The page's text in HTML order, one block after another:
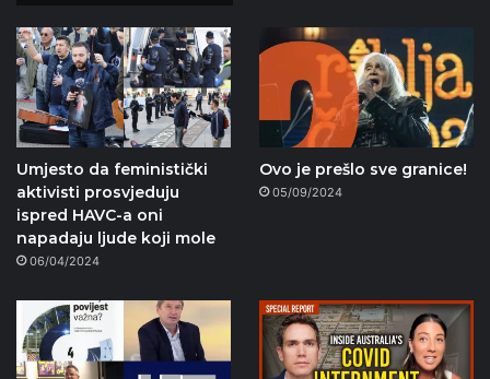
Umjesto da feministički
aktivisti prosvjeduju
ispred HAVC-a oni
napadaju ljude koji mole
06/04/2024
Ovo je prešlo sve granice!
05/09/2024